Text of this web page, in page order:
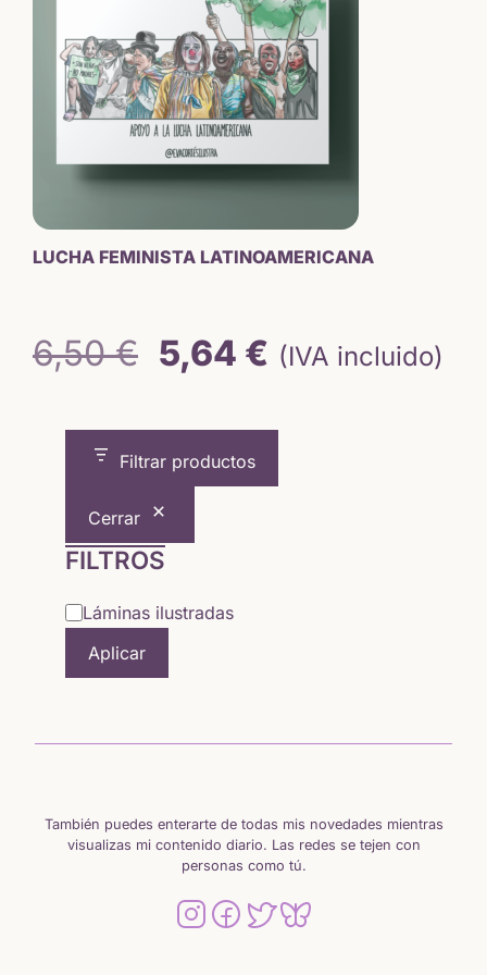
LUCHA FEMINISTA LATINOAMERICANA
6,50€ El
original
era:
6,50 €.
5,64 € El
(IVA incluido)
Filtrar productos
Cerrar
FILTROS
Categoría
Láminas ilustradas
Aplicar
También puedes enterarte de todas mis novedades mientras
visualizas mi contenido diario. Las redes se tejen con
personas como tú.